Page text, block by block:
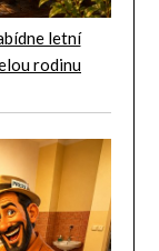
letní
rodinu